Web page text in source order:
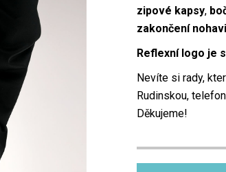
zipové kapsy,
zakončení
Reflexní logo je
Nevíte si rady,
Rudinskou,
Děkujeme!